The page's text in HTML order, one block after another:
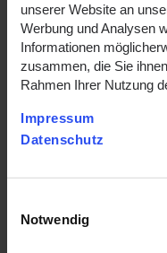
unserer Website an
Werbung und Analysen
Informationen
zusammen, die Sie
Rahmen Ihrer Nutzung
Impressum
Datenschutz
Notwendig
Auf einzelnen Seiten
Hintergrund zu
https://
stromkunden/
stromkunden/
Auf einzelnen Seiten
https://